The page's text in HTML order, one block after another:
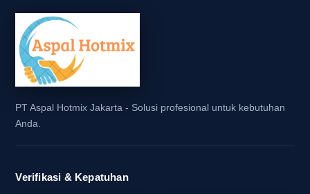
PT Aspal Hotmix Jakarta - Solusi profesional untuk kebutuhan
Anda.
Verifikasi & Kepatuhan